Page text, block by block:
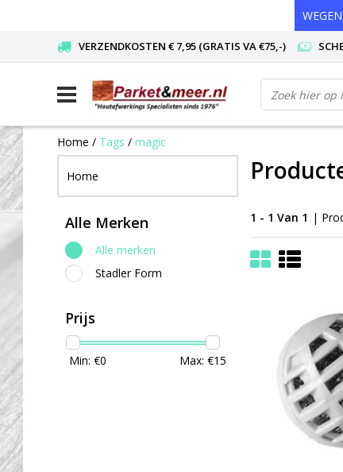
VERZENDKOSTEN € 7,95 (GRATIS VA €75,-)
Home / Tags / magic
Home
Alle Merken
Alle merken
Stadler Form
Prijs
Min: €0 Max: €15
1 - 1 Van 1 |